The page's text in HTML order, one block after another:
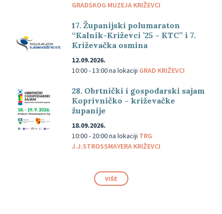
GRADSKOG MUZEJA KRIŽEVCI
17. Županijski polumaraton
“Kalnik-Križevci ’25 – KTC” i 7.
Križevačka osmina
12.09.2026.
10:00 - 13:00na lokaciji GRAD KRIŽEVCI
28. Obrtnički i gospodarski sajam
Koprivničko – križevačke
županije
18.09.2026.
10:00 - 20:00na lokaciji TRG
J.J.STROSSMAYERA KRIŽEVCI
VIŠE